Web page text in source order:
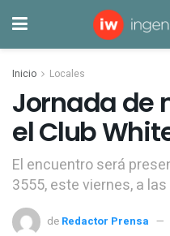
Inicio Locales
Jornada de
el Club
El encuentro será
3555, este viernes, a
de Redactor Prensa